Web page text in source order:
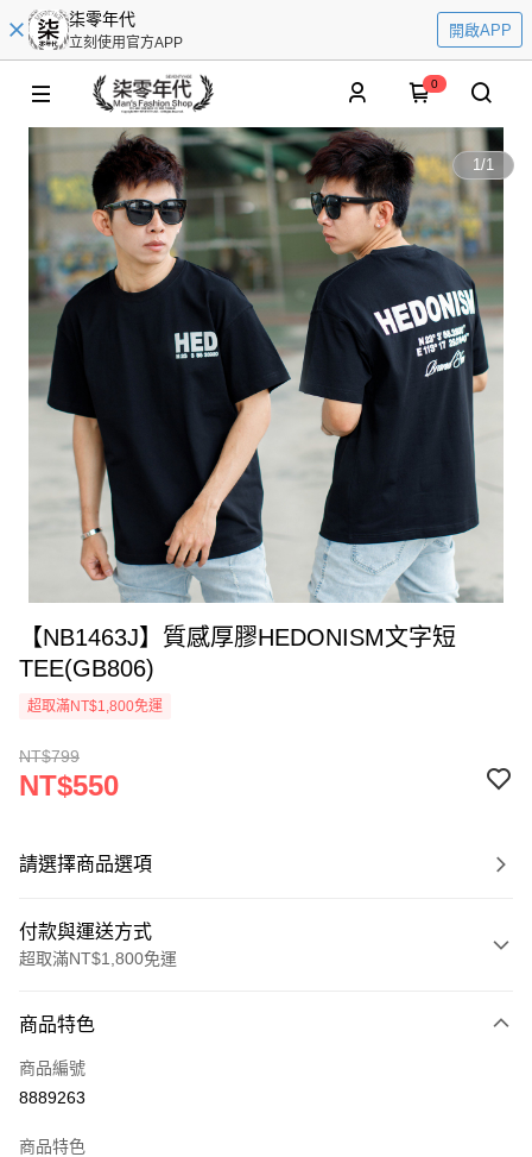
柒零年代
立刻使用官方APP
開啟APP
0
1/1
【NB1463J】質感厚膠HEDONISM文字短
TEE(GB806)
超取滿NT$1,800免運
NT$799
NT$550
請選擇商品選項
付款與運送方式
超取滿NT$1,800免運
信用卡一次付款
超商取貨付款
商品特色
商品編號
8889263
商品特色